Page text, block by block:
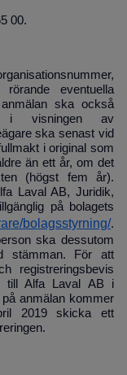
00.
eventuella
ska också
i visningen av
ska senast vid
i original som
än ett år, om det
(högst fem år).
Laval AB, Juridik,
på bolagets
bolagsstyrning/.
ska dessutom
stämman. För att
registreringsbevis
till Alfa Laval AB i
anmälan kommer
2019 skicka ett